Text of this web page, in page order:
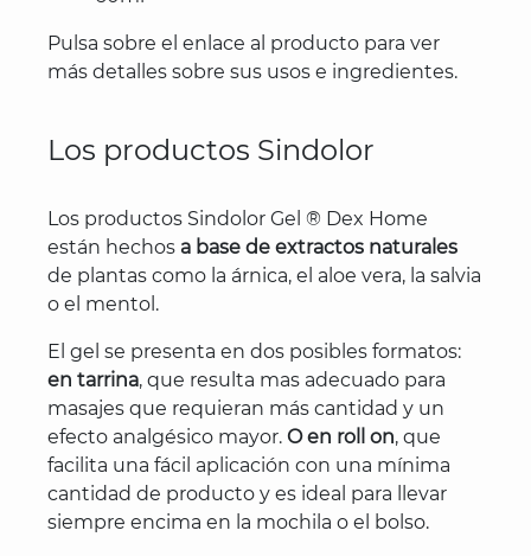
Pulsa sobre el enlace al producto para ver
más detalles sobre sus usos e ingredientes.
Los productos Sindolor
Los productos Sindolor Gel ® Dex Home
están hechos a base de extractos naturales
de plantas como la árnica, el aloe vera, la salvia
o el mentol.
El gel se presenta en dos posibles formatos:
en tarrina, que resulta mas adecuado para
masajes que requieran más cantidad y un
efecto analgésico mayor. O en roll on, que
facilita una fácil aplicación con una mínima
cantidad de producto y es ideal para llevar
siempre encima en la mochila o el bolso.